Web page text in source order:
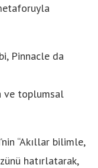
Pinnacle da
ve toplumsal
’nin “Akıllar bilimle,
hatırlatarak,